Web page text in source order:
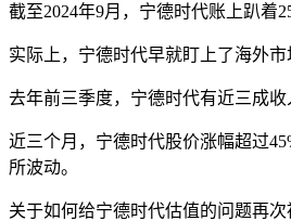
截至2024年9月，宁德时代账上趴着
实际上，宁德时代早就盯上了海外
去年前三季度，宁德时代有近三成
近三个月，宁德时代股价涨幅超过
所波动。
关于如何给宁德时代估值的问题再